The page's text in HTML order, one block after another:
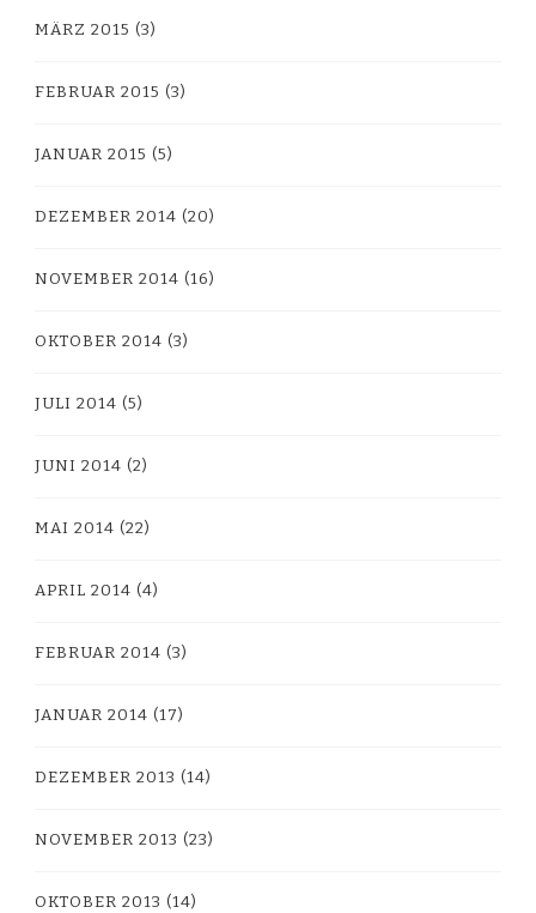
MÄRZ 2015 (3)
FEBRUAR 2015 (3)
JANUAR 2015 (5)
DEZEMBER 2014 (20)
NOVEMBER 2014 (16)
OKTOBER 2014 (3)
JULI 2014 (5)
JUNI 2014 (2)
MAI 2014 (22)
APRIL 2014 (4)
FEBRUAR 2014 (3)
JANUAR 2014 (17)
DEZEMBER 2013 (14)
NOVEMBER 2013 (23)
OKTOBER 2013 (14)